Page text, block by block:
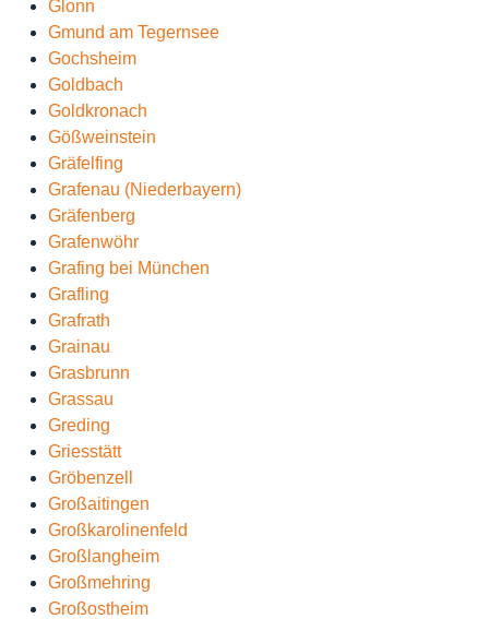
Glonn
Gmund am Tegernsee
Gochsheim
Goldbach
Goldkronach
Gößweinstein
Gräfelfing
Grafenau (Niederbayern)
Gräfenberg
Grafenwöhr
Grafing bei München
Grafling
Grafrath
Grainau
Grasbrunn
Grassau
Greding
Griesstätt
Gröbenzell
Großaitingen
Großkarolinenfeld
Großlangheim
Großmehring
Großostheim